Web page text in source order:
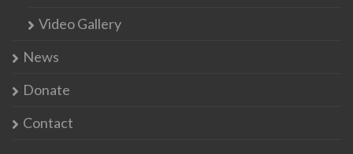
Video Gallery
News
Donate
Contact